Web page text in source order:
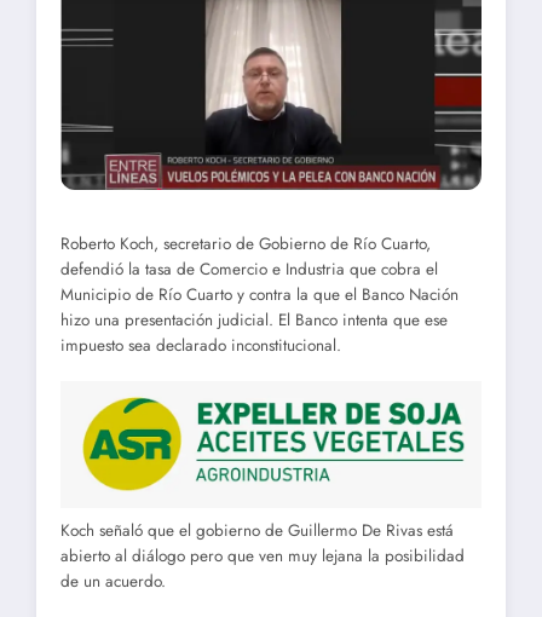
Roberto Koch, secretario de Gobierno de Río Cuarto,
defendió la tasa de Comercio e Industria que cobra el
Municipio de Río Cuarto y contra la que el Banco Nación
hizo una presentación judicial. El Banco intenta que ese
impuesto sea declarado inconstitucional.
Koch señaló que el gobierno de Guillermo De Rivas está
abierto al diálogo pero que ven muy lejana la posibilidad
de un acuerdo.